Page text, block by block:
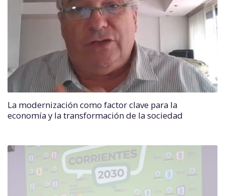
La modernización como factor clave para la
economía y la transformación de la sociedad